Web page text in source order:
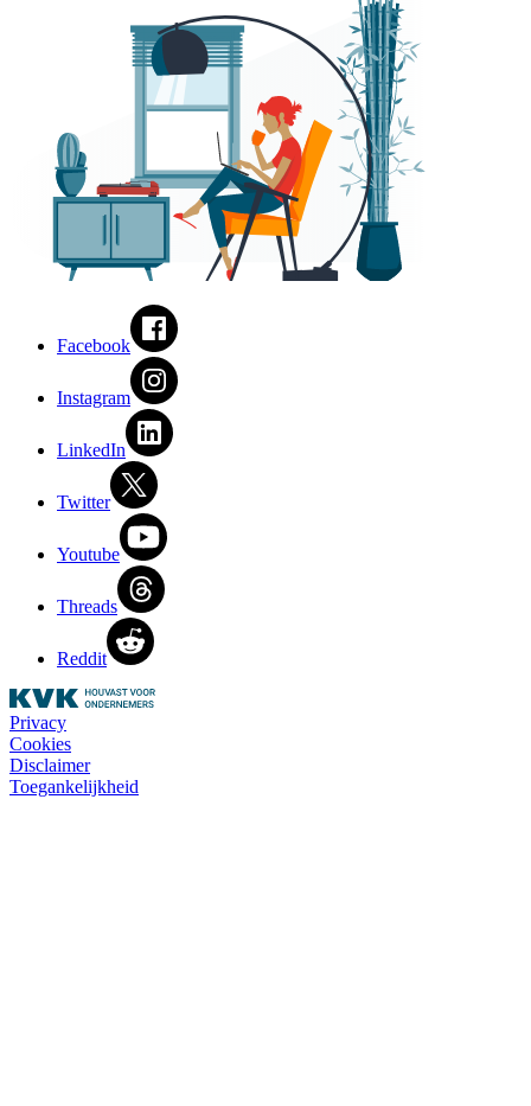
Facebook
Instagram
LinkedIn
Twitter
Youtube
Threads
Reddit
Privacy
Cookies
Disclaimer
Toegankelijkheid